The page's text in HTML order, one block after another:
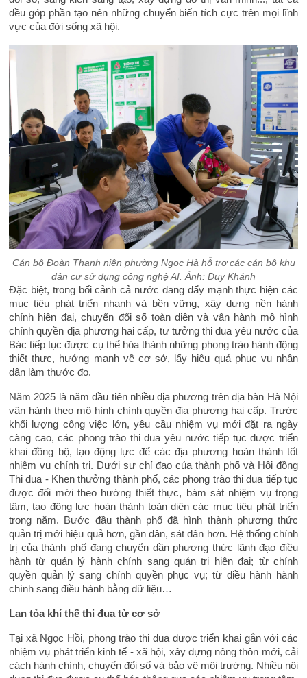
đều góp phần tạo nên những chuyển biến tích cực trên mọi lĩnh
vực của đời sống xã hội.
Cán bộ Đoàn Thanh niên phường Ngọc Hà hỗ trợ các cán bộ khu
dân cư sử dụng công nghệ AI.Ảnh: Duy Khánh
Đặc biệt, trong bối cảnh cả nước đang đẩy mạnh thực hiện các
mục tiêu phát triển nhanh và bền vững, xây dựng nền hành
chính hiện đại, chuyển đổi số toàn diện và vận hành mô hình
chính quyền địa phương hai cấp, tư tưởng thi đua yêu nước của
Bác tiếp tục được cụ thể hóa thành những phong trào hành động
thiết thực, hướng mạnh về cơ sở, lấy hiệu quả phục vụ nhân
dân làm thước đo.
Năm 2025 là năm đầu tiên nhiều địa phương trên địa bàn Hà Nội
vận hành theo mô hình chính quyền địa phương hai cấp. Trước
khối lượng công việc lớn, yêu cầu nhiệm vụ mới đặt ra ngày
càng cao, các phong trào thi đua yêu nước tiếp tục được triển
khai đồng bộ, tạo động lực để các địa phương hoàn thành tốt
nhiệm vụ chính trị. Dưới sự chỉ đạo của thành phố và Hội đồng
Thi đua - Khen thưởng thành phố, các phong trào thi đua tiếp tục
được đổi mới theo hướng thiết thực, bám sát nhiệm vụ trọng
tâm, tạo động lực hoàn thành toàn diện các mục tiêu phát triển
trong năm. Bước đầu thành phố đã hình thành phương thức
quản trị mới hiệu quả hơn, gần dân, sát dân hơn. Hệ thống chính
trị của thành phố đang chuyển dần phương thức lãnh đạo điều
hành từ quản lý hành chính sang quản trị hiện đại; từ chính
quyền quản lý sang chính quyền phục vụ; từ điều hành hành
chính sang điều hành bằng dữ liệu…
Lan tỏa khí thế thi đua từ cơ sở
Tại xã Ngọc Hồi, phong trào thi đua được triển khai gắn với các
nhiệm vụ phát triển kinh tế - xã hội, xây dựng nông thôn mới, cải
cách hành chính, chuyển đổi số và bảo vệ môi trường. Nhiều nội